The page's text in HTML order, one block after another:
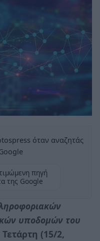
όταν αναζητάς
πηγή
της Google
υποδομών του
Τετάρτη (15/2,